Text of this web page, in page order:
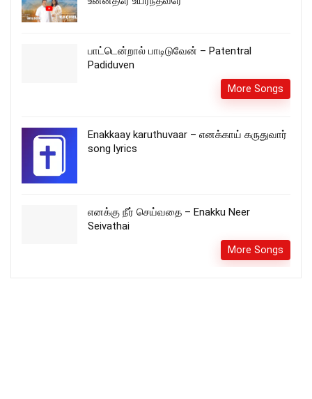
பாட்டென்றால் பாடிடுவேன் – Patentral
Padiduven
More Songs
Enakkaay karuthuvaar – எனக்காய் கருதுவார்
song lyrics
எனக்கு நீர் செய்வதை – Enakku Neer
Seivathai
More Songs